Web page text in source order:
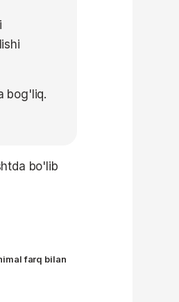
bog'liq.
bo'lib
farq bilan